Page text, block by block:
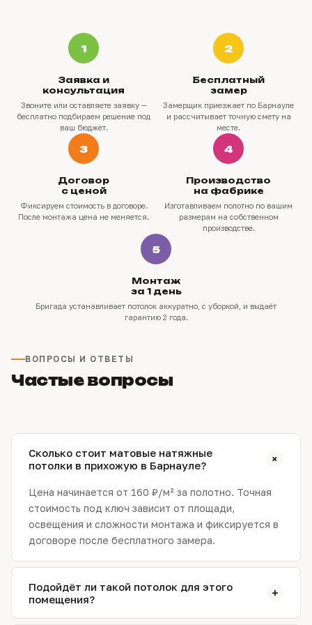
1
Заявка и
консультация
Звоните или оставляете заявку —
бесплатно подбираем решение под
ваш бюджет.
2
Бесплатный
замер
Замерщик приезжает по Барнауле
и рассчитывает точную смету на
месте.
3
Договор
с ценой
Фиксируем стоимость в договоре.
После монтажа цена не меняется.
4
Производство
на фабрике
Изготавливаем полотно по вашим
размерам на собственном
производстве.
5
Монтаж
за 1 день
Бригада устанавливает потолок аккуратно, с уборкой, и выдаёт
гарантию 2 года.
ВОПРОСЫ И ОТВЕТЫ
Частые вопросы
Сколько стоит матовые натяжные
потолки в прихожую в Барнауле?
+
Цена начинается от 160 ₽/м² за полотно. Точная
стоимость под ключ зависит от площади,
освещения и сложности монтажа и фиксируется в
договоре после бесплатного замера.
Подойдёт ли такой потолок для этого
помещения?
+